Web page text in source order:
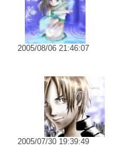
2005/08/06 21:46:07
2005/07/30 19:39:49